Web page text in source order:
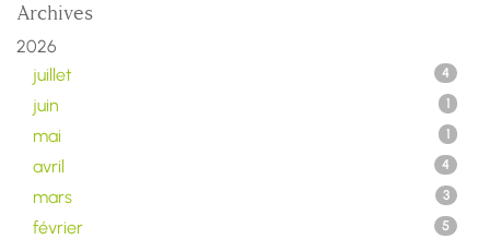
Archives
2026
juillet
4
juin 1
mai 1
avril 4
mars 3
février 5